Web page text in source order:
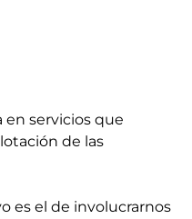
servicios que
de las
es el de involucrarnos